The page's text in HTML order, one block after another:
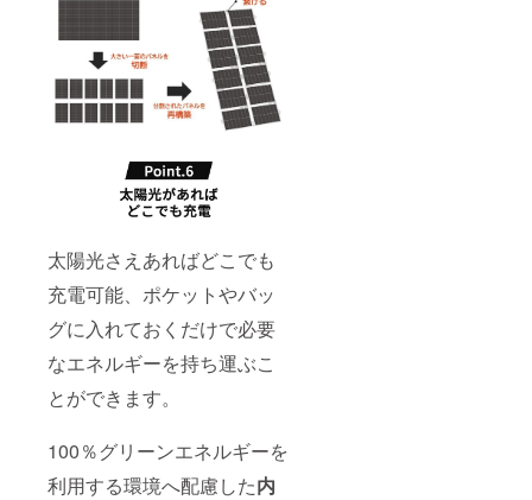
太陽光さえあればどこでも
充電可能、ポケットやバッ
グに入れておくだけで必要
なエネルギーを持ち運ぶこ
とができます。
100％グリーンエネルギーを
利用する環境へ配慮した内